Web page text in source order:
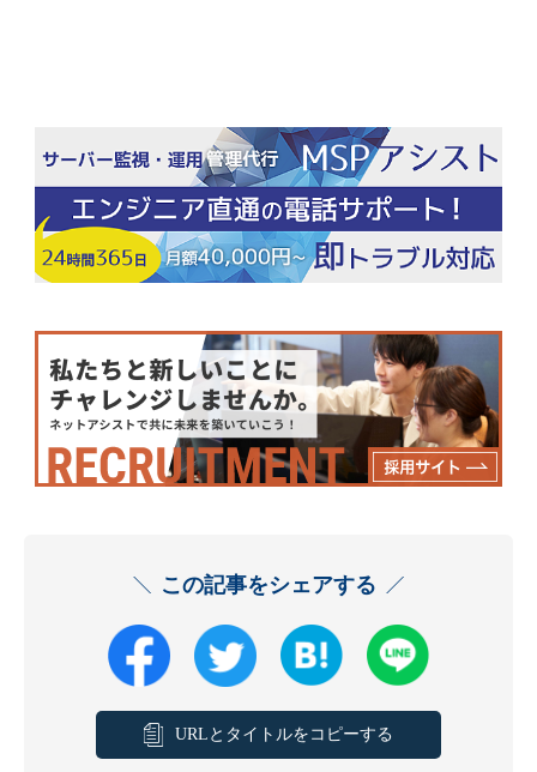
この記事をシェアする
URLとタイトルをコピーする